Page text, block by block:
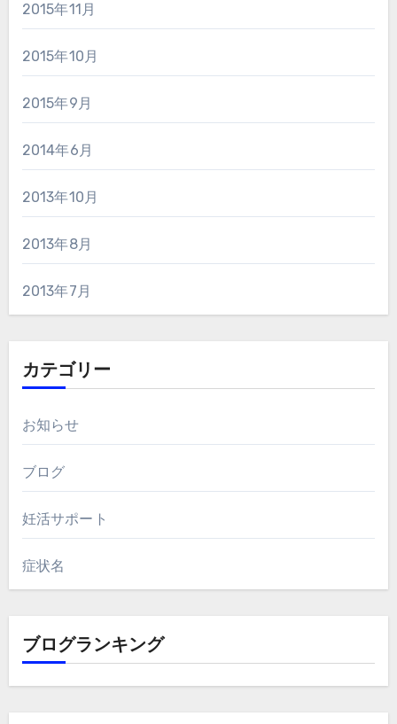
2015年11月
2015年10月
2015年9月
2014年6月
2013年10月
2013年8月
2013年7月
カテゴリー
お知らせ
ブログ
妊活サポート
症状名
ブログランキング